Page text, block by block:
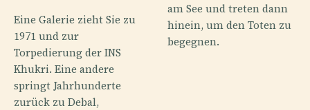
Eine Galerie zieht Sie zu
1971 und zur
Torpedierung der INS
Khukri. Eine andere
springt Jahrhunderte
zurück zu Debal,
am See und treten dann
hinein, um den Toten zu
begegnen.